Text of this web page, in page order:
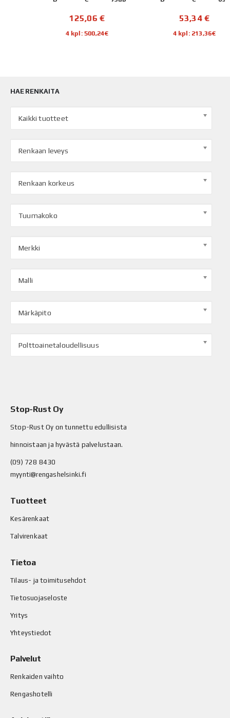
125,06€
4 kpl: 500,24€
53,34€
4 kpl: 213,36€
HAE RENKAITA
Kaikki tuotteet
Renkaan leveys
Renkaan korkeus
Tuumakoko
Merkki
Malli
Märkäpito
Polttoainetaloudellisuus
Stop-Rust Oy
Stop-Rust Oy on tunnettu edullisista
hinnoistaan ja hyvästä palvelustaan.
(09) 728 8430
myynti@rengashelsinki.fi
Tuotteet
Kesärenkaat
Talvirenkaat
Tietoa
Tilaus- ja toimitusehdot
Tietosuojaseloste
Yritys
Yhteystiedot
Palvelut
Renkaiden vaihto
Rengashotelli